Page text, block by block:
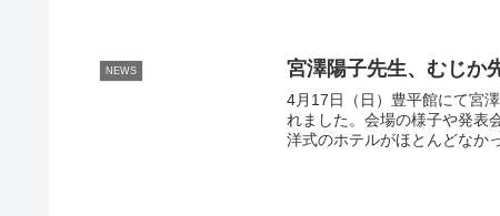
NEWS 宮澤陽子先生、むじか
4月17日（日）豊平館にて宮
れました。会場の様子や発表
洋式のホテルがほとんどなか